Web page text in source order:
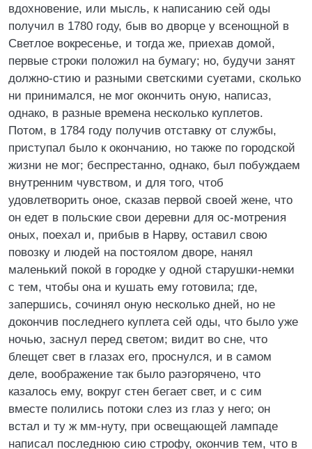
вдохновение, или мысль, к написанию сей оды
получил в 1780 году, быв во дворце у всенощной в
Светлое вокресенье, и тогда же, приехав домой,
первые строки положил на бумагу; но, будучи занят
должно-стию и разными светскими суетами, сколько
ни принимался, не мог окончить оную, написаз,
однако, в разные времена несколько куплетов.
Потом, в 1784 году получив отставку от службы,
приступал было к окончанию, но также по городской
жизни не мог; беспрестанно, однако, был побуждаем
внутренним чувством, и для того, чтоб
удовлетворить оное, сказав первой своей жене, что
он едет в польские свои деревни для ос-мотрения
оных, поехал и, прибыв в Нарву, оставил свою
повозку и людей на постоялом дворе, нанял
маленький покой в городке у одной старушки-немки
с тем, чтобы она и кушать ему готовила; где,
запершись, сочинял оную несколько дней, но не
докончив последнего куплета сей оды, что было уже
ночью, заснул перед светом; видит во сне, что
блещет свет в глазах его, проснулся, и в самом
деле, воображение так было раэгорячено, что
казалось ему, вокруг стен бегает свет, и с сим
вместе полились потоки слез из глаз у него; он
встал и ту ж мм-нуту, при освещающей лампаде
написал последнюю сию строфу, окончив тем, что в